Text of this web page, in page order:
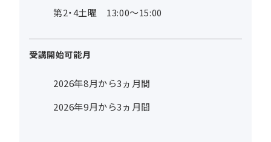
第2・4土曜 13:00～15:00
受講開始可能月
2026年8月から3ヵ月間
2026年9月から3ヵ月間